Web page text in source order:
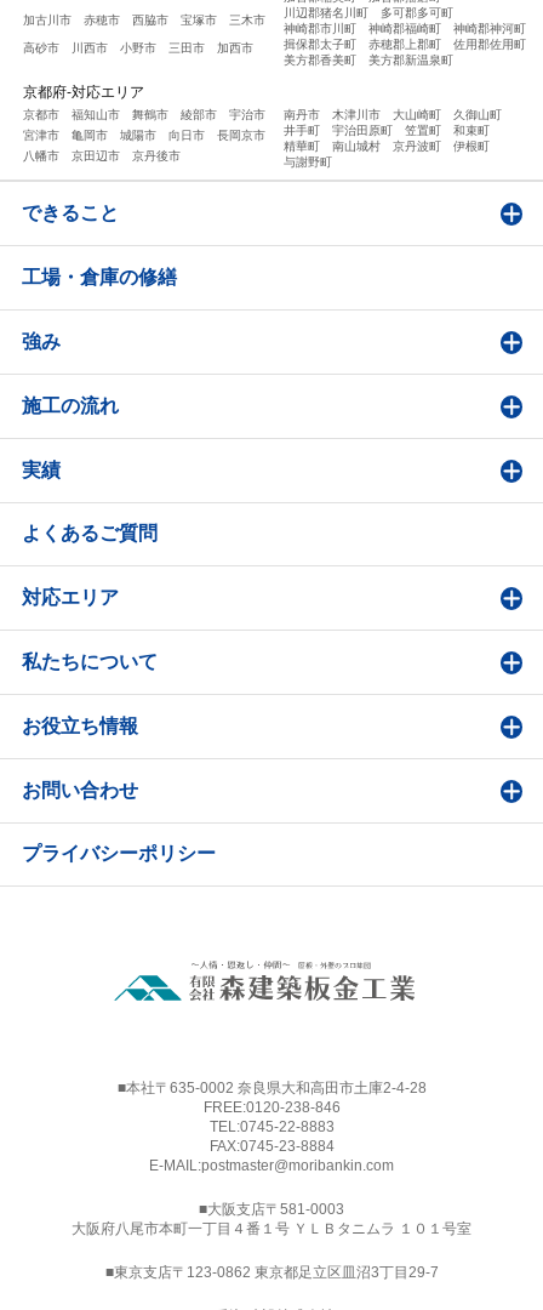
加古川市 赤穂市 西脇市 宝塚市 三木市
高砂市 川西市 小野市 三田市 加西市
川辺郡猪名川町
多可郡多可町
神崎郡市川町
神崎郡福崎町
神崎郡神河町
揖保郡太子町
赤穂郡上郡町
佐用郡佐用町
美方郡香美町
美方郡新温泉町
京都府-対応エリア
京都市 福知山市 舞鶴市 綾部市
宇治市
宮津市
亀岡市 城陽市 向日市
長岡京市
八幡市
京田辺市 京丹後市
南丹市 木津川市 大山崎町
久御山町
井手町
宇治田原町 笠置町
和束町
精華町
南山城村 京丹波町
伊根町
与謝野町
できること
工場・倉庫の修繕
強み
施工の流れ
実績
よくあるご質問
対応エリア
私たちについて
お役立ち情報
お問い合わせ
プライバシーポリシー
■本社〒635-0002 奈良県大和高田市土庫2-4-28
FREE:0120-238-846
TEL:0745-22-8883
FAX:0745-23-8884
E-MAIL:postmaster@moribankin.com
■大阪支店〒581-0003
大阪府八尾市本町一丁目４番１号 ＹＬＢタニムラ １０１号室
■東京支店〒123-0862 東京都足立区皿沼3丁目29-7